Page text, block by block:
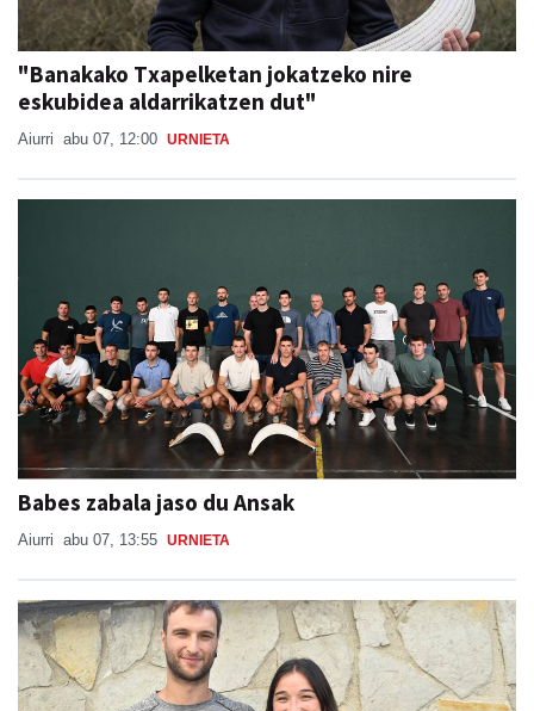
"Banakako Txapelketan jokatzeko nire
eskubidea aldarrikatzen dut"
Aiurri abu 07, 12:00 URNIETA
Babes zabala jaso du Ansak
Aiurri abu 07, 13:55 URNIETA